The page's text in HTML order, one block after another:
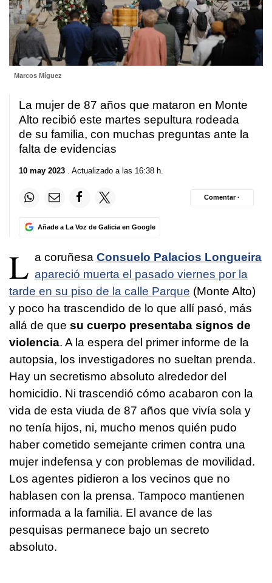
Marcos Míguez
La mujer de 87 años que mataron en Monte
Alto recibió este martes sepultura rodeada
de su familia, con muchas preguntas ante la
falta de evidencias
10 may 2023 . Actualizado a las 16:38 h.
Añade a La Voz de Galicia en Google
Comentar ·
L a coruñesa Consuelo Palacios Longueira
apareció muerta el pasado viernes por la
tarde en su piso de la calle Parque (Monte Alto)
y poco ha trascendido de lo que allí pasó, más
allá de que su cuerpo presentaba signos de
violencia. A la espera del primer informe de la
autopsia, los investigadores no sueltan prenda.
Hay un secretismo absoluto alrededor del
homicidio. Ni trascendió cómo acabaron con la
vida de esta viuda de 87 años que vivía sola y
no tenía hijos, ni, mucho menos quién pudo
haber cometido semejante crimen contra una
mujer indefensa y con problemas de movilidad.
Los agentes pidieron a los vecinos que no
hablasen con la prensa. Tampoco mantienen
informada a la familia. El avance de las
pesquisas permanece bajo un secreto
absoluto.